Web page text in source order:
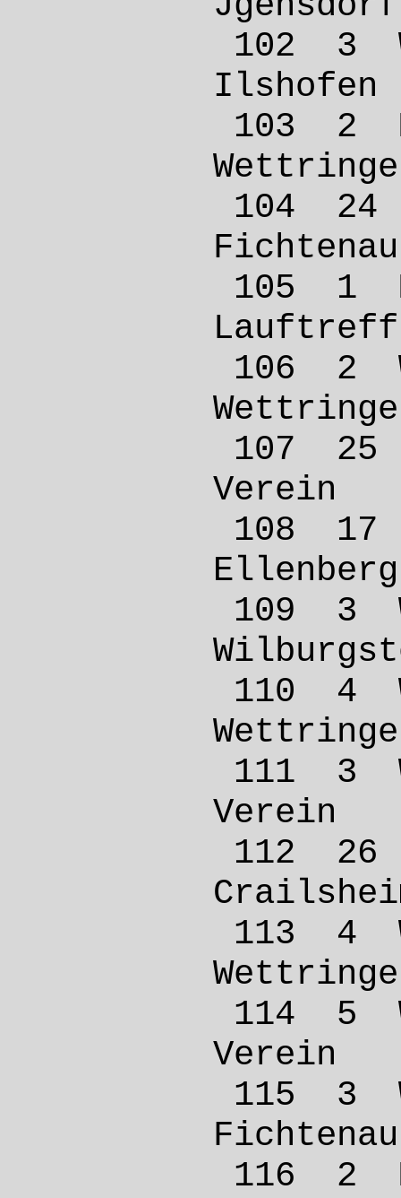
102
103
104
105
106
107
108
109
110 4
111 3
112
113 4
114
115 3
116